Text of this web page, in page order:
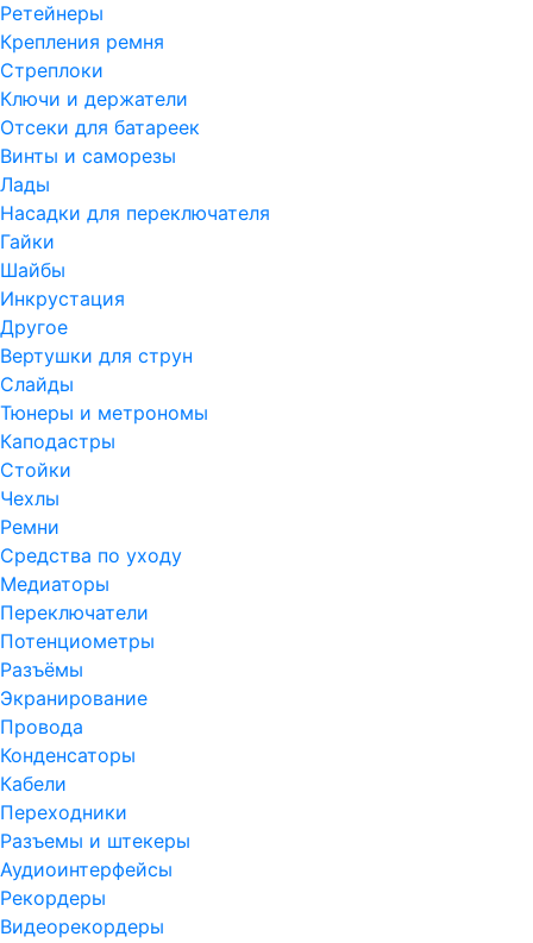
Ретейнеры
Крепления ремня
Стреплоки
Ключи и держатели
Отсеки для батареек
Винты и саморезы
Лады
Насадки для переключателя
Гайки
Шайбы
Инкрустация
Другое
Вертушки для струн
Слайды
Тюнеры и метрономы
Каподастры
Стойки
Чехлы
Ремни
Средства по уходу
Медиаторы
Переключатели
Потенциометры
Разъёмы
Экранирование
Провода
Конденсаторы
Кабели
Переходники
Разъемы и штекеры
Аудиоинтерфейсы
Рекордеры
Видеорекордеры